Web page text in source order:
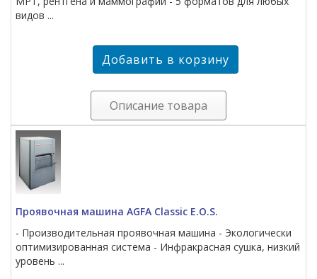
видов ...
Описание товара
Проявочная машина AGFA Classic E.O.S.
- Производительная проявочная машина - Экологически
оптимизированная система - Инфракрасная сушка, низкий
уровень ...